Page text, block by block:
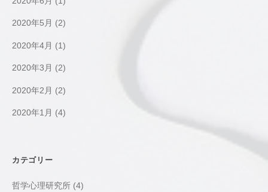
2020年5月 (2)
2020年4月 (1)
2020年3月 (2)
2020年2月 (2)
2020年1月 (4)
カテゴリー
哲学心理研究所 (4)